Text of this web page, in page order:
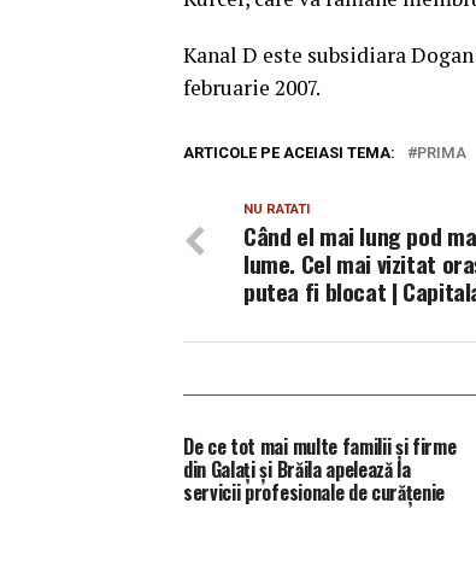
Kanal D este subsidiara
februarie 2007.
ARTICOLE PE ACEIASI TEMA: PRIMA
NU RATATI
Când el mai lung pod
lume. Cel mai vizitat
putea fi blocat |
De ce tot mai multe familii și firme
din Galați și Brăila apelează la
servicii profesionale de curățenie